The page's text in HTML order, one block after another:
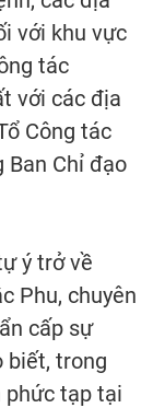
với khu vực
tác
với các địa
Công tác
Ban Chỉ đạo
ý trở về
Phu, chuyên
cấp sự
biết, trong
phức tạp tại